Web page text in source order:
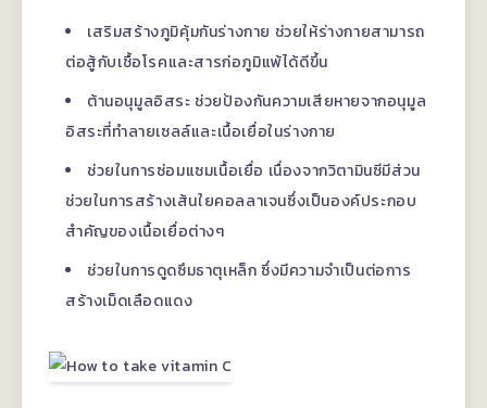
เสริมสร้างภูมิคุ้มกันร่างกาย ช่วยให้ร่างกายสามารถ
ต่อสู้กับเชื้อโรคและสารก่อภูมิแพ้ได้ดีขึ้น
ต้านอนุมูลอิสระ ช่วยป้องกันความเสียหายจากอนุมูล
อิสระที่ทำลายเซลล์และเนื้อเยื่อในร่างกาย
ช่วยในการซ่อมแซมเนื้อเยื่อ เนื่องจากวิตามินซีมีส่วน
ช่วยในการสร้างเส้นใยคอลลาเจนซึ่งเป็นองค์ประกอบ
สำคัญของเนื้อเยื่อต่างๆ
ช่วยในการดูดซึมธาตุเหล็ก ซึ่งมีความจำเป็นต่อการ
สร้างเม็ดเลือดแดง